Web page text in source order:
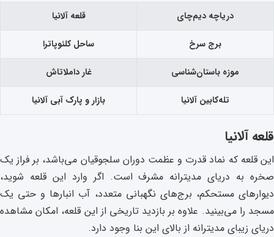
دریاچه دیم‌چای قلعه آلانیا
برج سرخ ساحل کلئوپاترا
موزه باستان‌شناسی غار داملاتاش
تله‌کابین آلانیا بازار و پارک آبی آلانیا
قلعه آلانیا
این قلعه که نماد قدرت و عظمت دوران سلجوقیان می‌باشد، بر فراز یک
صخره به دریای مدیترانه مشرف است. اگر وارد این قلعه شوید،
دیوارهای مستحکم، برج‌های نگهبانی متعدد، آب انبارها و حتی یک
مسجد را می‌بینید. علاوه بر بازدید تاریخی از این قلعه، امکان مشاهده
دریای زیبای مدیترانه از بالای این بنا وجود دارد.